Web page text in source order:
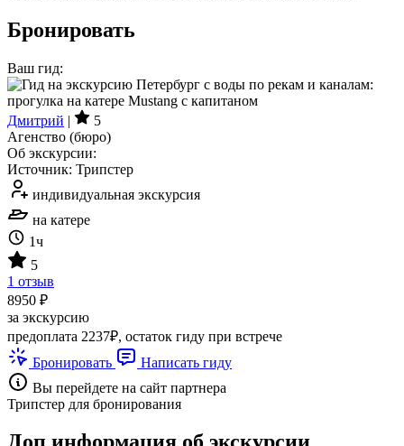
Бронировать
Ваш гид:
Дмитрий |
5
Агенство (бюро)
Об экскурсии:
Источник: Трипстер
индивидуальная экскурсия
на катере
1ч
5
1 отзыв
8950 ₽
за экскурсию
предоплата 2237₽, остаток гиду при встрече
Бронировать
Написать гиду
Вы перейдете на сайт партнера
Трипстер для бронирования